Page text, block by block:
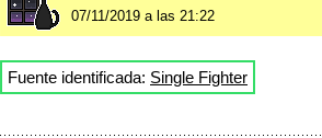
07/11/2019 a las 21:22
Fuente identificada: Single Fighter